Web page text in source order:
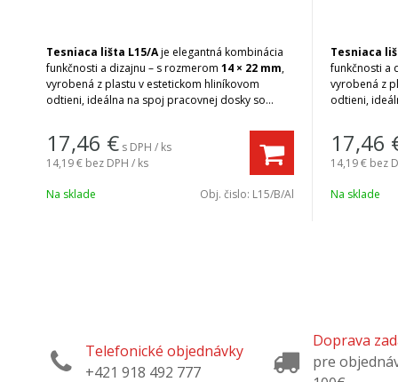
Tesniaca lišta L15/Aje elegantná kombinácia
funkčnosti a dizajnu – s rozmerom 14 × 22 mm,
vyrobená z plastu v estetickom hliníkovom
odtieni, ideálna na spoj pracovnej dosky so
– vďaka
tenkému profilu harmonicky zapadne do
moderného interiéru a zostane nenápadným
Jednoduchá inštalácia
– dodáva sa v
17,46 € s DPH / ks
14,19 € bez DPH / ks
Na sklade Obj. čislo: L15/B/Al
Tesniaca
funkčnosti a
vyrobená z
odtieni,
tenkému
moderného
17,46
14,19 € bez
Na sklade
Telefonické objednávky
+421 918 492 777
Doprava
pre